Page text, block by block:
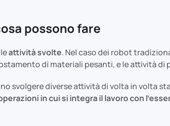
possono fare
attività svolte. Nel caso dei robot
di materiali pesanti, e le attività
svolgere diverse attività di volta in volta
in cui si integra il lavoro con